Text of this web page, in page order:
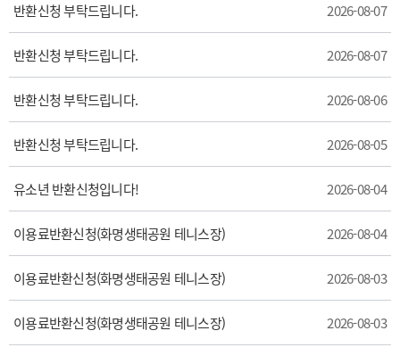
반환신청 부탁드립니다. 2026-08-07
반환신청 부탁드립니다. 2026-08-07
반환신청 부탁드립니다. 2026-08-06
반환신청 부탁드립니다. 2026-08-05
유소년 반환신청입니다! 2026-08-04
이용료반환신청(화명생태공원 테니스장) 2026-08-04
이용료반환신청(화명생태공원 테니스장) 2026-08-03
이용료반환신청(화명생태공원 테니스장) 2026-08-03